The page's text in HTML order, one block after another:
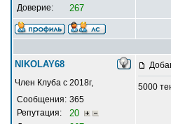
Доверие: 267
NIKOLAY68
Член Клуба с 2018г,
Сообщения: 365
Репутация:
20
5000